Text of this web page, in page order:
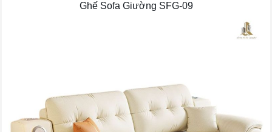
Ghế Sofa Giường SFG-09